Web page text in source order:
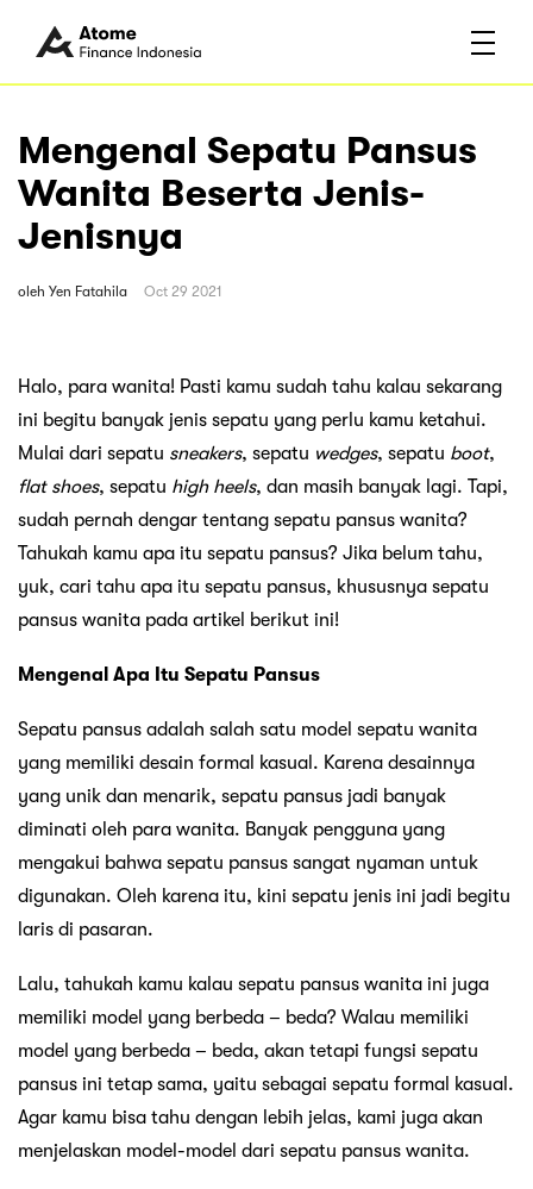
Mengenal Sepatu Pansus
Wanita Beserta Jenis-
Jenisnya
oleh Yen Fatahila Oct 29 2021
Halo, para wanita! Pasti kamu sudah tahu kalau sekarang
ini begitu banyak jenis sepatu yang perlu kamu ketahui.
Mulai dari sepatu sneakers, sepatu wedges, sepatu boot,
flat shoes, sepatu high heels, dan masih banyak lagi. Tapi,
sudah pernah dengar tentang sepatu pansus wanita?
Tahukah kamu apa itu sepatu pansus? Jika belum tahu,
yuk, cari tahu apa itu sepatu pansus, khususnya sepatu
pansus wanita pada artikel berikut ini!
Mengenal Apa Itu Sepatu Pansus
Sepatu pansus adalah salah satu model sepatu wanita
yang memiliki desain formal kasual. Karena desainnya
yang unik dan menarik, sepatu pansus jadi banyak
diminati oleh para wanita. Banyak pengguna yang
mengakui bahwa sepatu pansus sangat nyaman untuk
digunakan. Oleh karena itu, kini sepatu jenis ini jadi begitu
laris di pasaran.
Lalu, tahukah kamu kalau sepatu pansus wanita ini juga
memiliki model yang berbeda – beda? Walau memiliki
model yang berbeda – beda, akan tetapi fungsi sepatu
pansus ini tetap sama, yaitu sebagai sepatu formal kasual.
Agar kamu bisa tahu dengan lebih jelas, kami juga akan
menjelaskan model-model dari sepatu pansus wanita.